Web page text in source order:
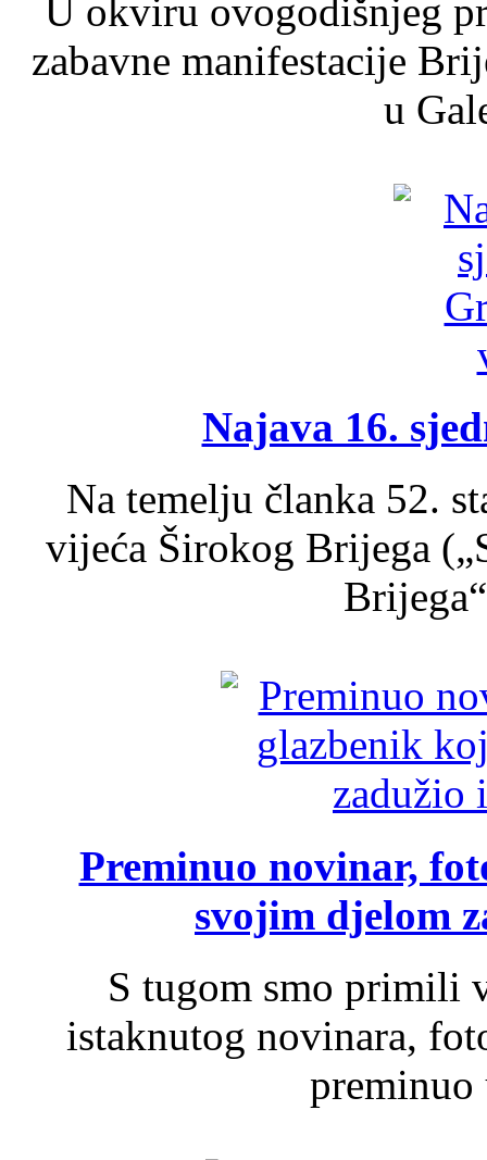
U okviru ovogodišnjeg
zabavne manifestacije
u
Najava 16.
Na temelju članka 52.
vijeća Širokog Brijega
Preminuo novinar,
svojim djelom
S tugom smo primili
istaknutog novinara,